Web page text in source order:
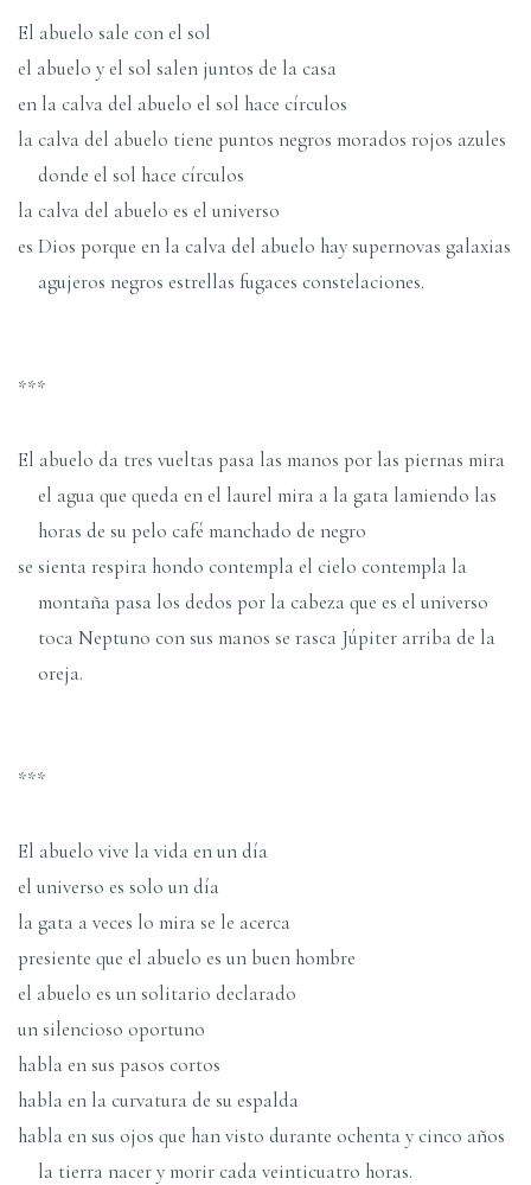
El abuelo sale con el sol
el abuelo y el sol salen juntos de la casa
en la calva del abuelo el sol hace círculos
la calva del abuelo tiene puntos negros morados rojos azules
donde el sol hace círculos
la calva del abuelo es el universo
es Dios porque en la calva del abuelo hay supernovas galaxias
agujeros negros estrellas fugaces constelaciones.
***
El abuelo da tres vueltas pasa las manos por las piernas mira
el agua que queda en el laurel mira a la gata lamiendo las
horas de su pelo café manchado de negro
se sienta respira hondo contempla el cielo contempla la
montaña pasa los dedos por la cabeza que es el universo
toca Neptuno con sus manos se rasca Júpiter arriba de la
oreja.
***
El abuelo vive la vida en un día
el universo es solo un día
la gata a veces lo mira se le acerca
presiente que el abuelo es un buen hombre
el abuelo es un solitario declarado
un silencioso oportuno
habla en sus pasos cortos
habla en la curvatura de su espalda
habla en sus ojos que han visto durante ochenta y cinco años
la tierra nacer y morir cada veinticuatro horas.